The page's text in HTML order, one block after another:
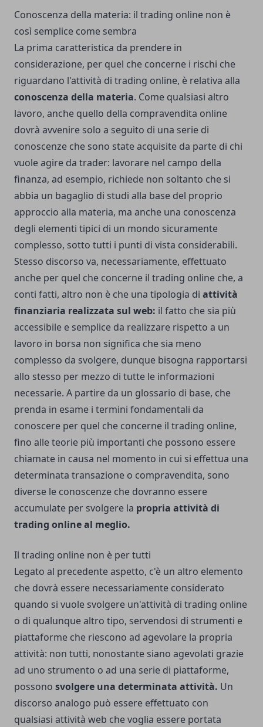
Conoscenza della materia: il trading online non è
così semplice come sembra
La prima caratteristica da prendere in
considerazione, per quel che concerne i rischi che
riguardano l'attività di trading online, è relativa alla
conoscenza della materia. Come qualsiasi altro
lavoro, anche quello della compravendita online
dovrà avvenire solo a seguito di una serie di
conoscenze che sono state acquisite da parte di chi
vuole agire da trader: lavorare nel campo della
finanza, ad esempio, richiede non soltanto che si
abbia un bagaglio di studi alla base del proprio
approccio alla materia, ma anche una conoscenza
degli elementi tipici di un mondo sicuramente
complesso, sotto tutti i punti di vista considerabili.
Stesso discorso va, necessariamente, effettuato
anche per quel che concerne il trading online che, a
conti fatti, altro non è che una tipologia di attività
finanziaria realizzata sul web: il fatto che sia più
accessibile e semplice da realizzare rispetto a un
lavoro in borsa non significa che sia meno
complesso da svolgere, dunque bisogna rapportarsi
allo stesso per mezzo di tutte le informazioni
necessarie. A partire da un glossario di base, che
prenda in esame i termini fondamentali da
conoscere per quel che concerne il trading online,
fino alle teorie più importanti che possono essere
chiamate in causa nel momento in cui si effettua una
determinata transazione o compravendita, sono
diverse le conoscenze che dovranno essere
accumulate per svolgere la propria attività di
trading online al meglio.
Il trading online non è per tutti
Legato al precedente aspetto, c'è un altro elemento
che dovrà essere necessariamente considerato
quando si vuole svolgere un'attività di trading online
o di qualunque altro tipo, servendosi di strumenti e
piattaforme che riescono ad agevolare la propria
attività: non tutti, nonostante siano agevolati grazie
ad uno strumento o ad una serie di piattaforme,
possono svolgere una determinata attività. Un
discorso analogo può essere effettuato con
qualsiasi attività web che voglia essere portata